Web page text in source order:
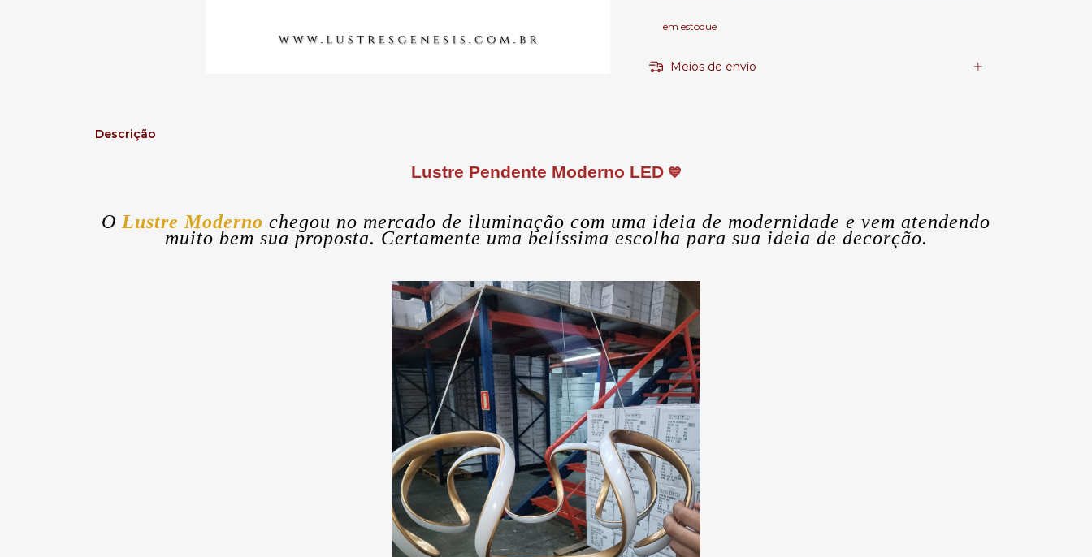
em estoque
Meios de envio
Descrição
Lustre Pendente Moderno LED 💙
O Lustre Moderno chegou no mercado de iluminação com uma ideia de modernidade e vem atendendo
muito bem sua proposta. Certamente uma belíssima escolha para sua ideia de decorção.